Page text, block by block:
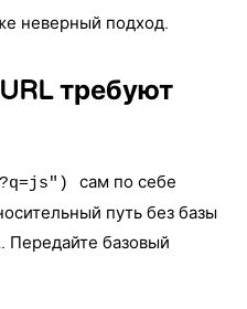
неверный подход.
требуют
сам по себе
путь без базы
Передайте базовый